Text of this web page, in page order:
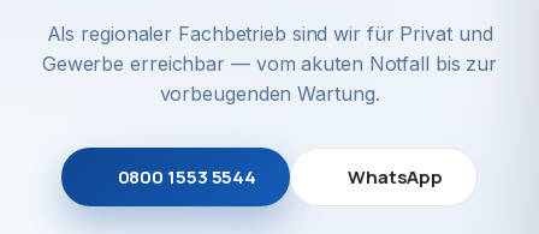
Als regionaler Fachbetrieb sind wir für Privat und
Gewerbe erreichbar — vom akuten Notfall bis zur
vorbeugenden Wartung.
0800 1553 5544 WhatsApp